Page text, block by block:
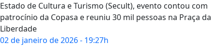
Estado de Cultura e Turismo (Secult), evento contou com
patrocínio da Copasa e reuniu 30 mil pessoas na Praça da
Liberdade
02 de janeiro de 2026 - 19:27h